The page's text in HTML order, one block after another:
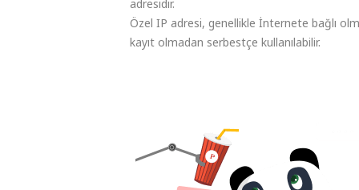
adresidir.
Özel IP adresi, genellikle İnternete bağlı
kayıt olmadan serbestçe kullanılabilir.